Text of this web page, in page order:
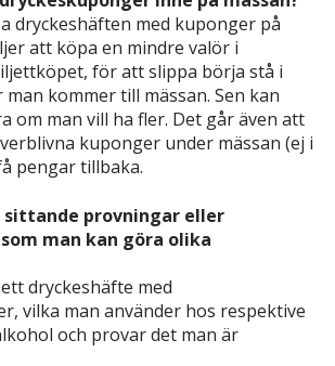
dryckeshäften med kuponger på
att köpa en mindre valör i
för att slippa börja stå i
kommer till mässan. Sen kan
om man vill ha fler. Det går även att
kuponger under mässan (ej i
pengar tillbaka.
sittande provningar eller
man kan göra olika
dryckeshäfte med
vilka man använder hos respektive
och provar det man är